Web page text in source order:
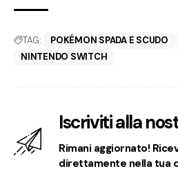
TAG: POKÉMON SPADA E SCUDO
NINTENDO SWITCH
Iscriviti alla
Rimani aggiornato!
direttamente nella tua